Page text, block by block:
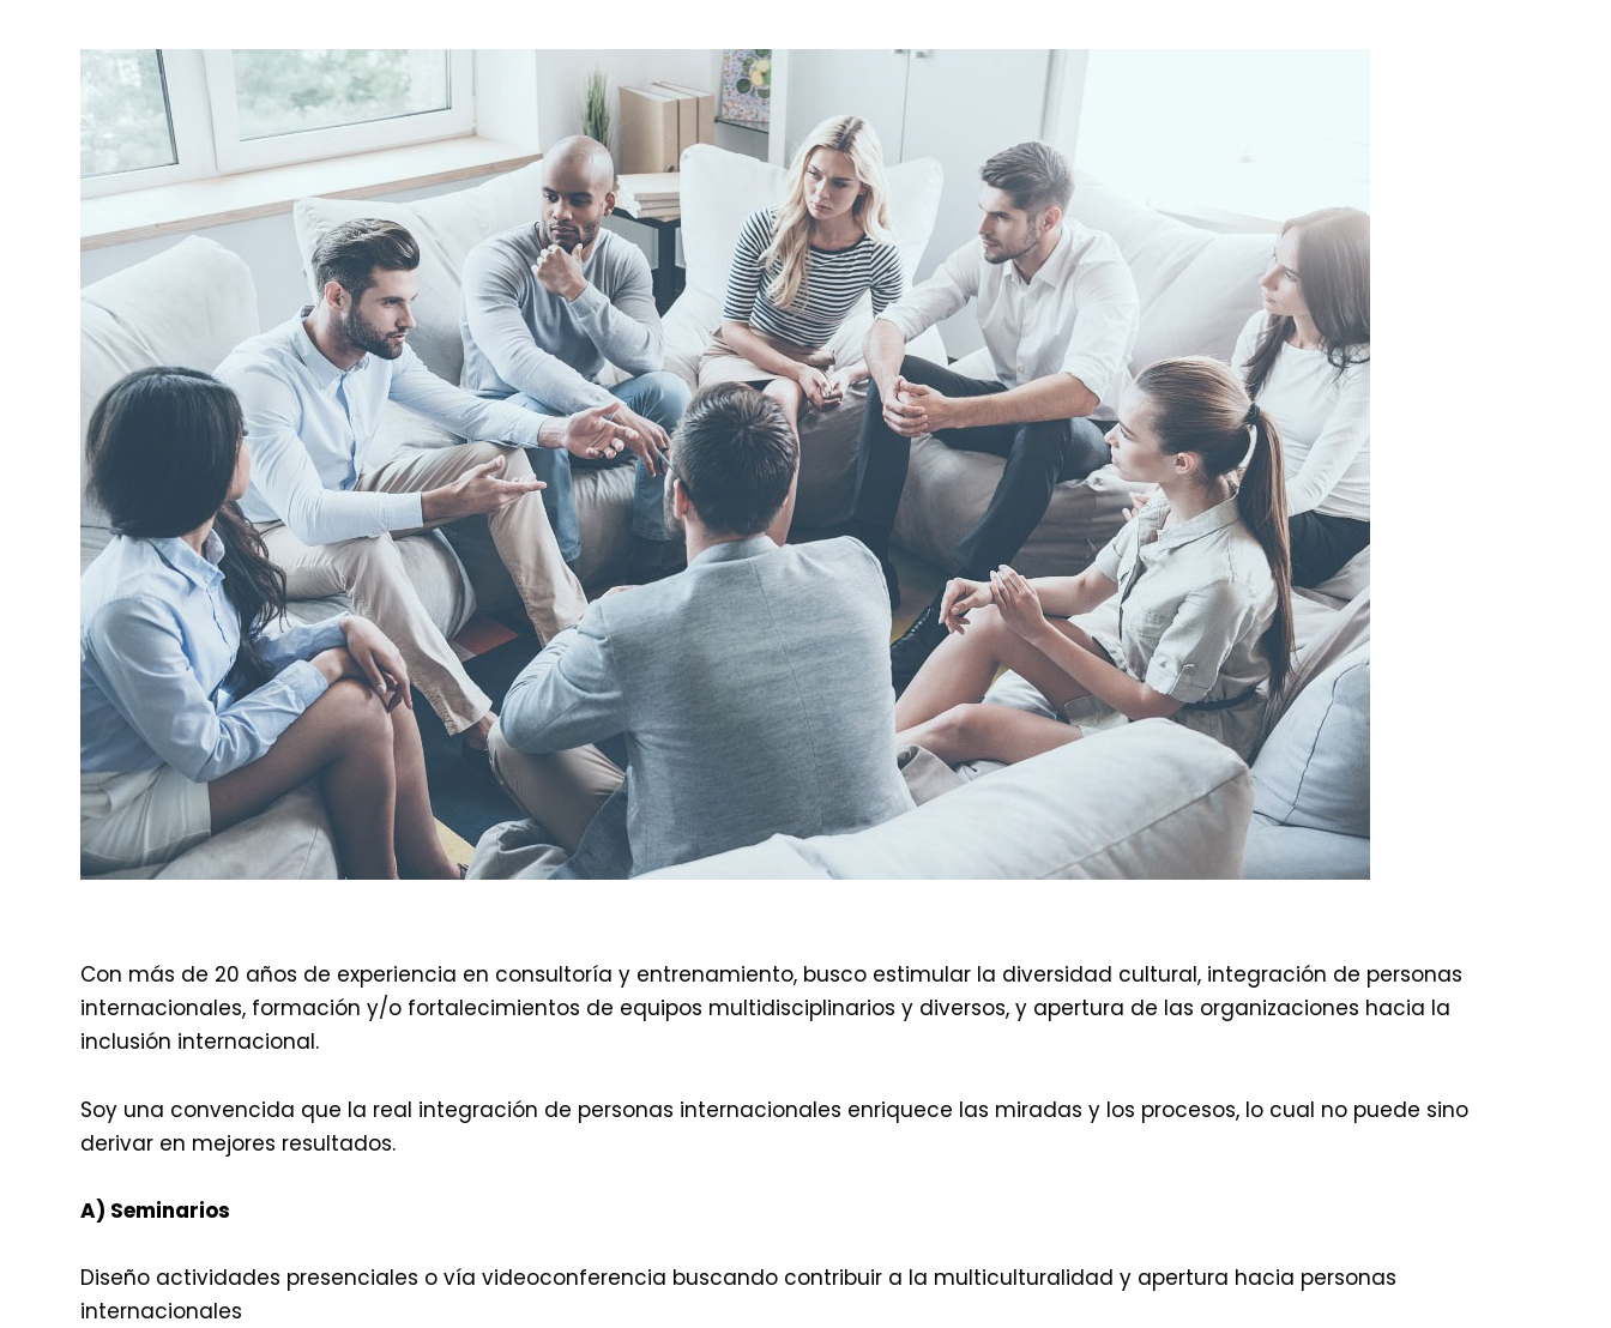
Con más de 20 años de experiencia en consultoría y entrenamiento, busco estimular la diversidad cultural, integración de personas
internacionales, formación y/o fortalecimientos de equipos multidisciplinarios y diversos, y apertura de las organizaciones hacia la
inclusión internacional.
Soy una convencida que la real integración de personas internacionales enriquece las miradas y los procesos, lo cual no puede sino
derivar en mejores resultados.
A) Seminarios
Diseño actividades presenciales o vía videoconferencia buscando contribuir a la multiculturalidad y apertura hacia personas
internacionales